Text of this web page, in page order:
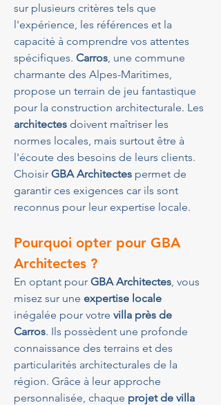
sur plusieurs critères tels que
l'expérience, les références et la
capacité à comprendre vos attentes
spécifiques. Carros, une commune
charmante des Alpes-Maritimes,
propose un terrain de jeu fantastique
pour la construction architecturale. Les
architectes doivent maîtriser les
normes locales, mais surtout être à
l'écoute des besoins de leurs clients.
Choisir GBA Architectes permet de
garantir ces exigences car ils sont
reconnus pour leur expertise locale.
Pourquoi opter pour GBA
Architectes ?
En optant pour GBA Architectes, vous
misez sur une expertise locale
inégalée pour votre villa près de
Carros. Ils possèdent une profonde
connaissance des terrains et des
particularités architecturales de la
région. Grâce à leur approche
personnalisée, chaque projet de villa